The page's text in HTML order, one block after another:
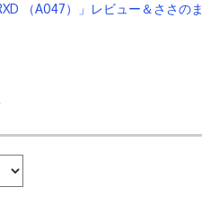
（A047）」レビュー＆ささのま